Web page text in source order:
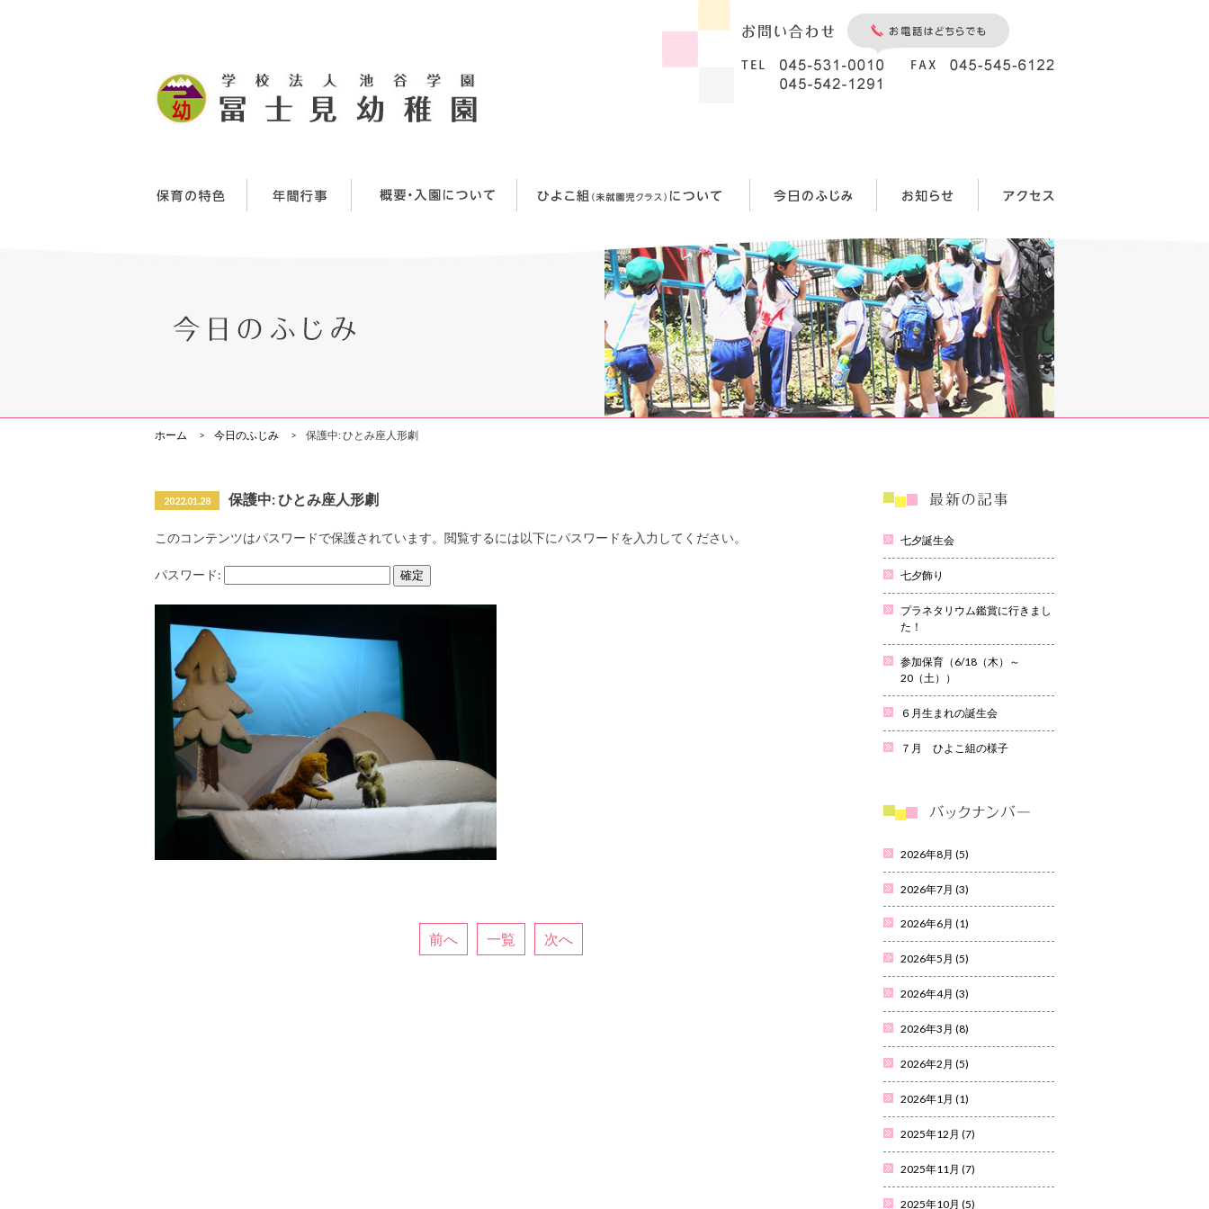
ホーム 今日のふじみ 保護中: ひとみ座人形劇
2022.01.28 保護中: ひとみ座人形劇
このコンテンツはパスワードで保護されています。閲覧するには以下にパスワードを入力してください。
パスワード:
前へ 一覧 次へ
七夕誕生会
七夕飾り
プラネタリウム鑑賞に行きまし
た！
参加保育（6/18（木）～
20（土））
６月生まれの誕生会
７月 ひよこ組の様子
2026年8月 (5)
2026年7月 (3)
2026年6月 (1)
2026年5月 (5)
2026年4月 (3)
2026年3月 (8)
2026年2月 (5)
2026年1月 (1)
2025年12月 (7)
2025年11月 (7)
2025年10月 (5)